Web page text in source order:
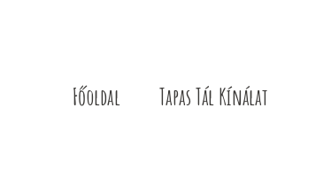
Főoldal Tapas Tál Kínálat